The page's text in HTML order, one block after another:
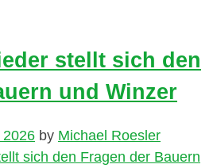
stellt sich den
und Winzer
2026 by Michael Roesler